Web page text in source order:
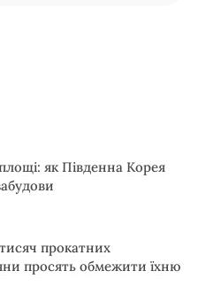
як Південна Корея
прокатних
просять обмежити їхню